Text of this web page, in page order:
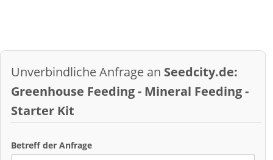
Unverbindliche Anfrage an Seedcity.de:
Greenhouse Feeding - Mineral Feeding -
Starter Kit
Betreff der Anfrage